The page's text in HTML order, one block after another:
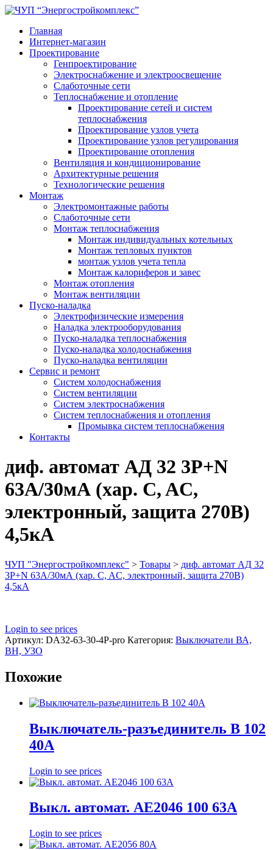
Главная
Интернет-магазин
Проектирование
Генпроектирование
Электроснабжение и электроосвещение
Слаботочные сети
Теплоснабжение и отопление
Проектирование сетей и систем
теплоснабжения
Проектирование узлов учета
Проектирование узлов регулирования
Проектирование отопления
Вентиляция и кондиционирование
Архитектурные решения
Технологические решения
Монтаж
Электромонтажные работы
Слаботочные сети
Монтаж теплоснабжения
Монтаж индивидуальных котельных
Монтаж тепловых пунктов
монтаж узлов учета тепла
Монтаж калориферов и завес
Монтаж отопления
Монтаж вентиляции
Пуско-наладка
Электрофизические измерения
Наладка электрооборудования
Пуско-наладка теплоснабжения
Пуско-наладка холодоснабжения
Пуско-наладка вентиляции
Сервис и ремонт
Систем холодоснабжения
Систем вентиляции
Систем электроснабжения
Систем теплоснабжения и отопления
Промывка систем теплоснабжения
Контакты
диф. автомат АД 32 3P+N
63А/30мА (хар. C, AC,
электронный, защита 270В)
4,5кА
ЧУП "Энергостройкомплекс" > Товары > диф. автомат АД 32
3P+N 63А/30мА (хар. C, AC, электронный, защита 270В)
4,5кА
Login to see prices
Артикул: DA32-63-30-4P-pro Категория: Выключатели ВА,
ВН, УЗО
Похожие
Выключатель-разъединитель В 102
40А
Login to see prices
Выкл. автомат. АЕ2046 100 63А
Login to see prices